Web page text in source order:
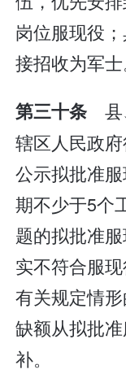
岗位服现役
接招收为军士
第三十条 县
辖区人民政
公示拟批准
期不少于5个
题的拟批准
实不符合服
有关规定情
缺额从拟批
补。